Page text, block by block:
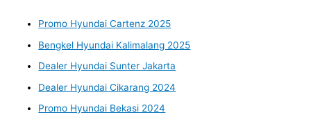
Promo Hyundai Cartenz 2025
Bengkel Hyundai Kalimalang 2025
Dealer Hyundai Sunter Jakarta
Dealer Hyundai Cikarang 2024
Promo Hyundai Bekasi 2024